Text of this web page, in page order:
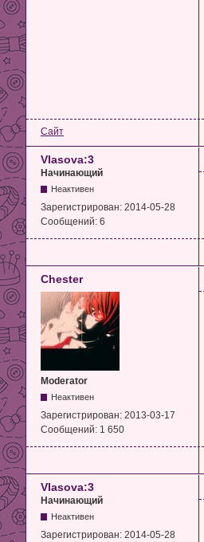
Сайт
Vlasova:3
Начинающий
Неактивен
Зарегистрирован: 2014-05-28
Сообщений: 6
Chester
Moderator
Неактивен
Зарегистрирован: 2013-03-17
Сообщений: 1 650
Vlasova:3
Начинающий
Неактивен
Зарегистрирован: 2014-05-28